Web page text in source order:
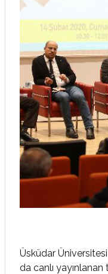
Üsküdar
da canlı yayınlanan